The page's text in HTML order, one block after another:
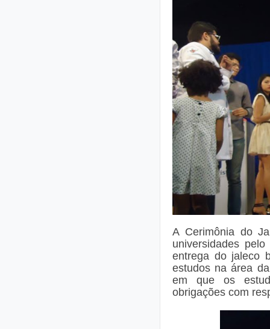
A Cerimônia do
universidades
entrega do jaleco
estudos na área
em que os
obrigações com